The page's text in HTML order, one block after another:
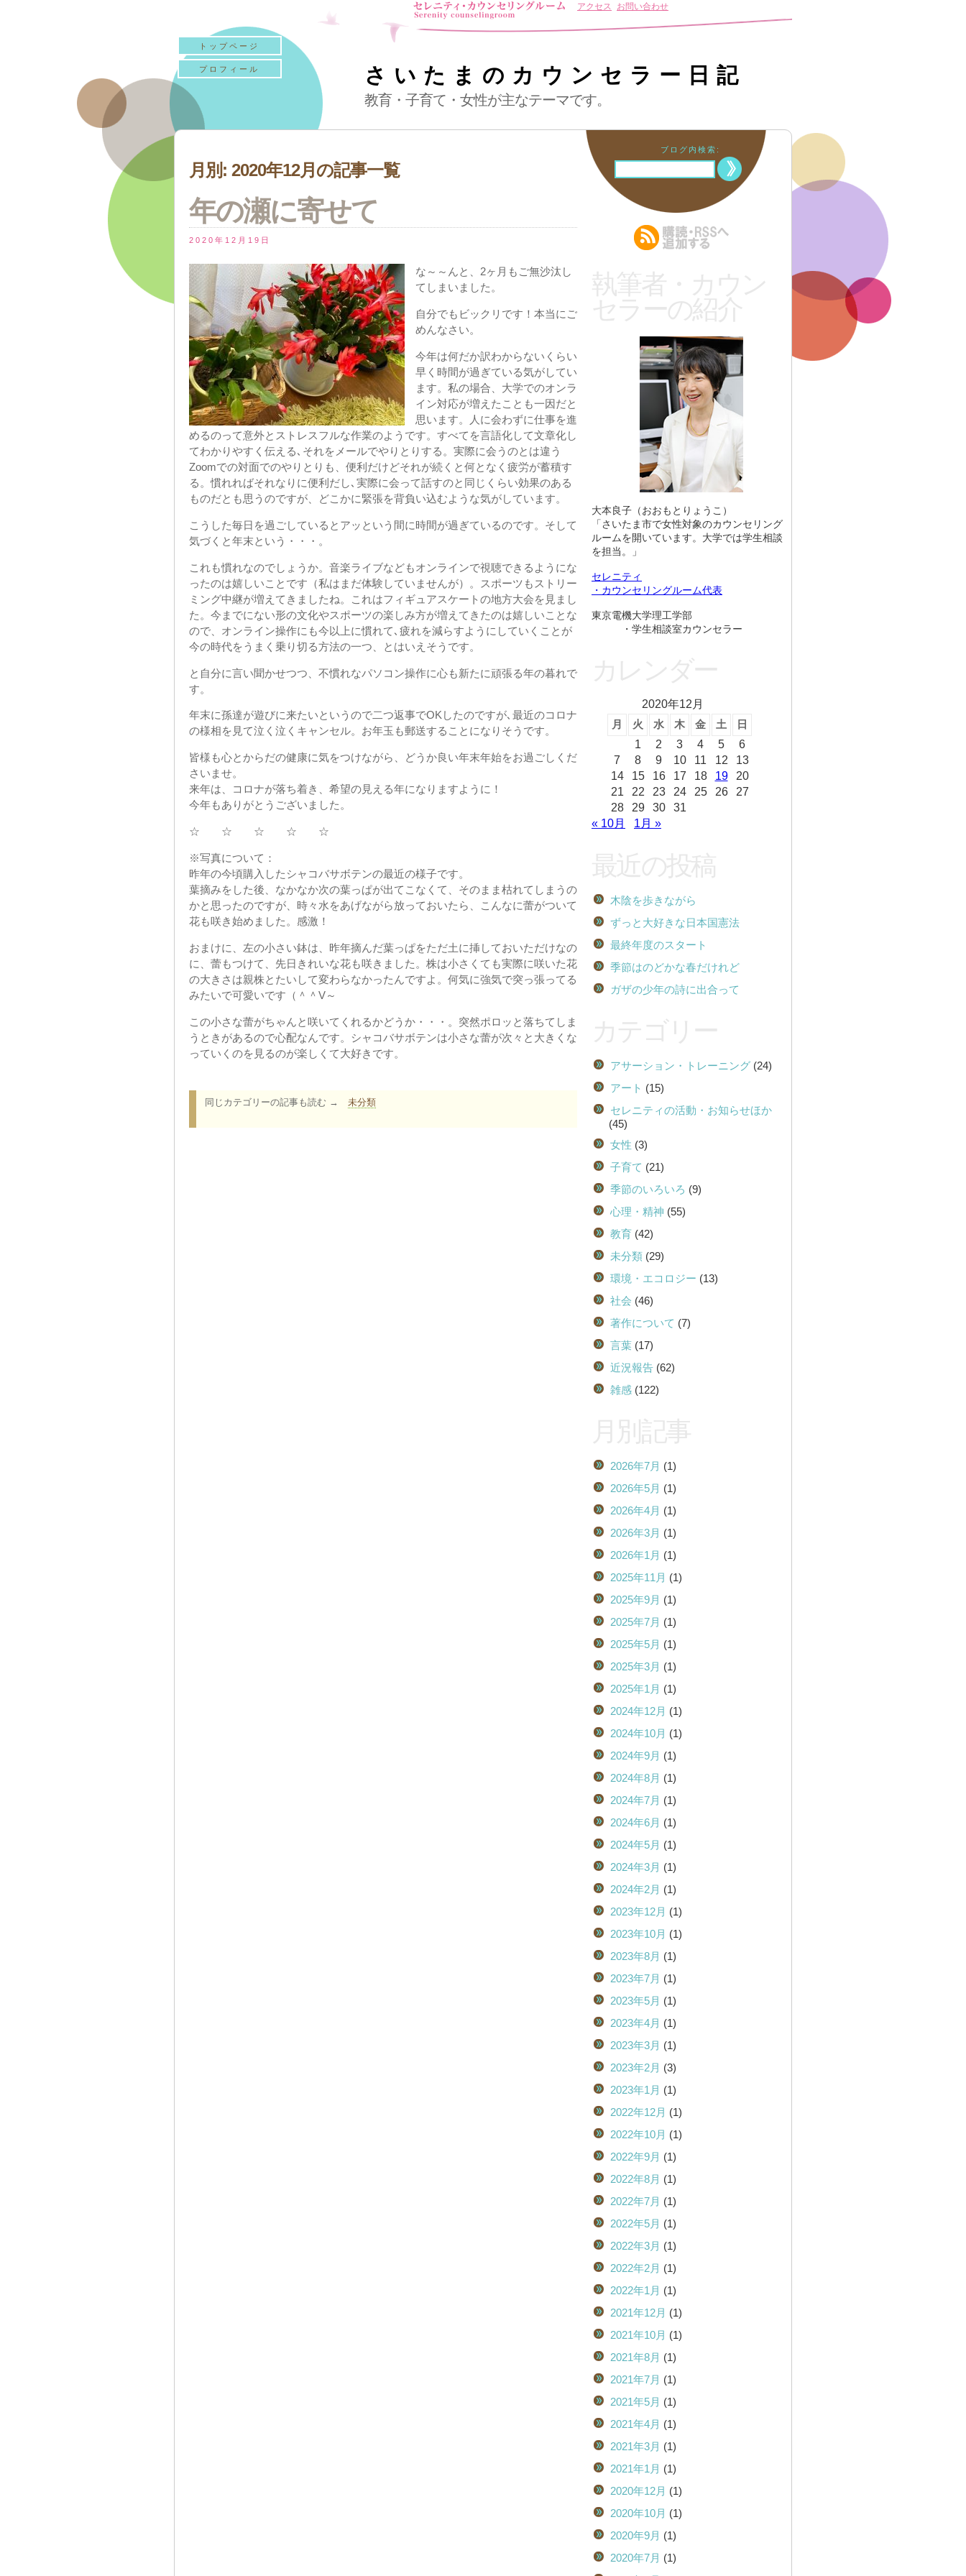
トップページ
プロフィール さいたまのカウンセラー日記
教育・子育て・女性が主なテーマです。
アクセス お問い合わせ
月別: 2020年12月の記事一覧
年の瀬に寄せて
2020年12月19日
な～～んと、2ヶ月もご無沙汰し
てしまいました。
自分でもビックリです！本当にご
めんなさい。
今年は何だか訳わからないくらい
早く時間が過ぎている気がしてい
ます。私の場合、大学でのオンラ
イン対応が増えたことも一因だと
思います。人に会わずに仕事を進
めるのって意外とストレスフルな作業のようです。すべてを言語化して文章化し
てわかりやすく伝える､それをメールでやりとりする。実際に会うのとは違う
Zoomでの対面でのやりとりも、便利だけどそれが続くと何となく疲労が蓄積す
る。慣れればそれなりに便利だし､実際に会って話すのと同じくらい効果のある
ものだとも思うのですが、どこかに緊張を背負い込むような気がしています。
こうした毎日を過ごしているとアッという間に時間が過ぎているのです。そして
気づくと年末という・・・。
これも慣れなのでしょうか。音楽ライブなどもオンラインで視聴できるようにな
ったのは嬉しいことです（私はまだ体験していませんが）。スポーツもストリー
ミング中継が増えてきましたね。これはフィギュアスケートの地方大会を見まし
た。今までにない形の文化やスポーツの楽しみ方が増えてきたのは嬉しいことな
ので、オンライン操作にも今以上に慣れて､疲れを減らすようにしていくことが
今の時代をうまく乗り切る方法の一つ、とはいえそうです。
と自分に言い聞かせつつ、不慣れなパソコン操作に心も新たに頑張る年の暮れで
す。
年末に孫達が遊びに来たいというので二つ返事でOKしたのですが､最近のコロナ
の様相を見て泣く泣くキャンセル。お年玉も郵送することになりそうです。
皆様も心とからだの健康に気をつけながら、どうか良い年末年始をお過ごしくだ
さいませ。
来年は、コロナが落ち着き、希望の見える年になりますように！
今年もありがとうございました。
☆ ☆ ☆ ☆ ☆
※写真について：
昨年の今頃購入したシャコバサボテンの最近の様子です。
葉摘みをした後、なかなか次の葉っぱが出てこなくて、そのまま枯れてしまうの
かと思ったのですが、時々水をあげながら放っておいたら、こんなに蕾がついて
花も咲き始めました。感激！
おまけに、左の小さい鉢は、昨年摘んだ葉っぱをただ土に挿しておいただけなの
に、蕾もつけて、先日きれいな花も咲きました。株は小さくても実際に咲いた花
の大きさは親株とたいして変わらなかったんですよ。何気に強気で突っ張ってる
みたいで可愛いです（＾＾V～
この小さな蕾がちゃんと咲いてくれるかどうか・・・。突然ポロッと落ちてしま
うときがあるので心配なんです。シャコバサボテンは小さな蕾が次々と大きくな
っていくのを見るのが楽しくて大好きです。
同じカテゴリーの記事も読む → 未分類
ブログ内検索:
大本良子（おおもとりょうこ）
「さいたま市で女性対象のカウンセリング
ルームを開いています。大学では学生相談
を担当。」
セレニティ
・カウンセリングルーム代表
東京電機大学理工学部
・学生相談室カウンセラー
2020年12月
月 火 水 木 金 土 日
1 2 3 4 5
6
7
8 9 10 11 12
13
14
15 16 17 18 19
20
21
22 23 24 25 26
27
28
29 30
31
« 10月
1月 »
木陰を歩きながら
ずっと大好きな日本国憲法
最終年度のスタート
季節はのどかな春だけれど
ガザの少年の詩に出合って
アサーション・トレーニング (24)
アート (15)
セレニティの活動・お知らせほか
(45)
女性 (3)
子育て (21)
季節のいろいろ (9)
心理・精神 (55)
教育 (42)
未分類 (29)
環境・エコロジー (13)
社会 (46)
著作について (7)
言葉 (17)
近況報告 (62)
雑感 (122)
2026年7月 (1)
2026年5月 (1)
2026年4月 (1)
2026年3月 (1)
2026年1月 (1)
2025年11月 (1)
2025年9月 (1)
2025年7月 (1)
2025年5月 (1)
2025年3月 (1)
2025年1月 (1)
2024年12月 (1)
2024年10月 (1)
2024年9月 (1)
2024年8月 (1)
2024年7月 (1)
2024年6月 (1)
2024年5月 (1)
2024年3月 (1)
2024年2月 (1)
2023年12月 (1)
2023年10月 (1)
2023年8月 (1)
2023年7月 (1)
2023年5月 (1)
2023年4月 (1)
2023年3月 (1)
2023年2月 (3)
2023年1月 (1)
2022年12月 (1)
2022年10月 (1)
2022年9月 (1)
2022年8月 (1)
2022年7月 (1)
2022年5月 (1)
2022年3月 (1)
2022年2月 (1)
2022年1月 (1)
2021年12月 (1)
2021年10月 (1)
2021年8月 (1)
2021年7月 (1)
2021年5月 (1)
2021年4月 (1)
2021年3月 (1)
2021年1月 (1)
2020年12月 (1)
2020年10月 (1)
2020年9月 (1)
2020年7月 (1)